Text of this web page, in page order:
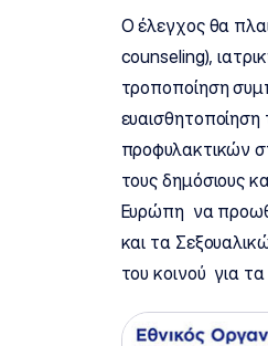
Ο έλεγχος θα
counseling),
τροποποίηση
ευαισθητοποίηση
προφυλακτικών
τους δημόσιους
Ευρώπη να
και τα
του κοινού για